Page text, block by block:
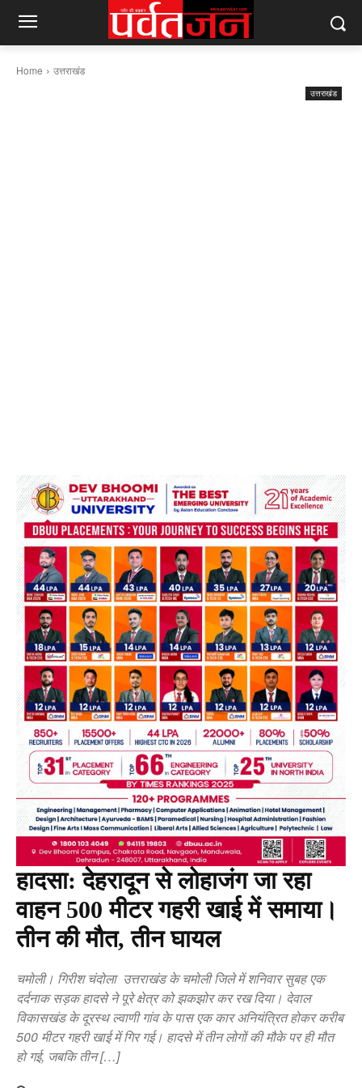
Home उत्तराखंड
उत्तराखंड
हादसा: देहरादून से लोहाजंग जा रहा
वाहन 500 मीटर गहरी खाई में समाया।
तीन की मौत, तीन घायल
चमोली। गिरीश चंदोला उत्तराखंड के चमोली जिले में शनिवार सुबह एक
दर्दनाक सड़क हादसे ने पूरे क्षेत्र को झकझोर कर रख दिया। देवाल
विकासखंड के दूरस्थ ल्वाणी गांव के पास एक कार अनियंत्रित होकर करीब
500 मीटर गहरी खाई में गिर गई। हादसे में तीन लोगों की मौके पर ही मौत
हो गई, जबकि तीन […]